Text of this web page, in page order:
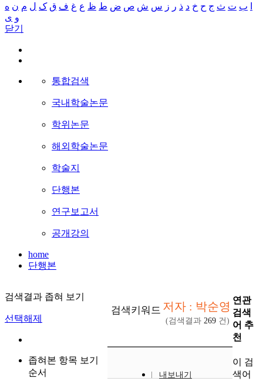
ب ت ث ج ح خ د ذ ر ز س ش ص ض ط ظ ع غ ف ق ک ل م ن ه
و ی
닫기
통합검색
국내학술논문
학위논문
해외학술논문
학술지
단행본
연구보고서
공개강의
home
단행본
검색결과 좁혀 보기
선택해제
좁혀본 항목 보기
순서
검색키워드 저자 : 박순영
(검색결과 269 건)
내보내기
연관
검색
어 추
천
이 검
색어